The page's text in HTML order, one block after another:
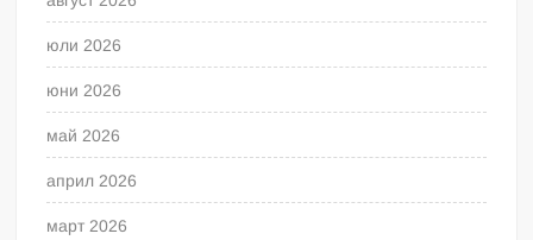
юли 2026
юни 2026
май 2026
април 2026
март 2026